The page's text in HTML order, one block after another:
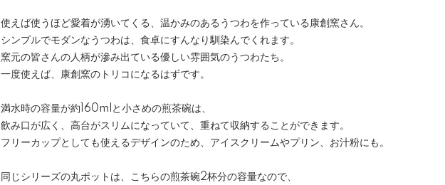
使えば使うほど愛着が湧いてくる、温かみのあるうつわを作っている康創窯さん。
シンプルでモダンなうつわは、食卓にすんなり馴染んでくれます。
窯元の皆さんの人柄が滲み出ている優しい雰囲気のうつわたち。
一度使えば、康創窯のトリコになるはずです。
満水時の容量が約160mlと小さめの煎茶碗は、
飲み口が広く、高台がスリムになっていて、重ねて収納することができます。
フリーカップとしても使えるデザインのため、アイスクリームやプリン、お汁粉にも。
同じシリーズの丸ポットは、こちらの煎茶碗2杯分の容量なので、